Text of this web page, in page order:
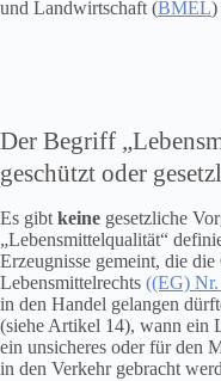
und Landwirtschaft (BMEL)
Der Begriff
geschützt oder
Es gibtkeine gesetzliche
„Lebensmittelqualität“
Erzeugnisse gemeint, die
Lebensmittelrechts ((EG)
in den Handel gelangen
(siehe Artikel 14), wann ein
ein unsicheres oder für den
in den Verkehr gebracht